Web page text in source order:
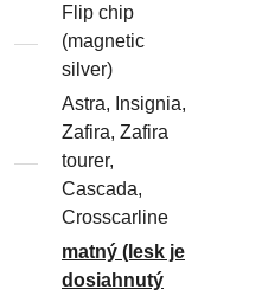
Flip chip
(magnetic
silver)
Astra, Insignia,
Zafira, Zafira
tourer,
Cascada,
Crosscarline
matný (lesk je
dosiahnutý